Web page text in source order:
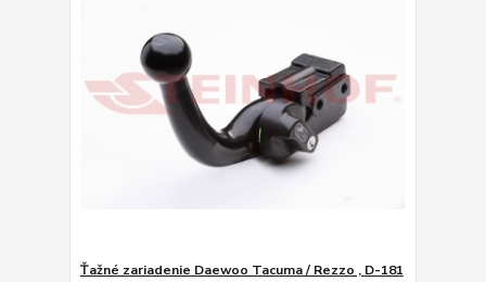
Ťažné zariadenie Daewoo Tacuma / Rezzo , D-181